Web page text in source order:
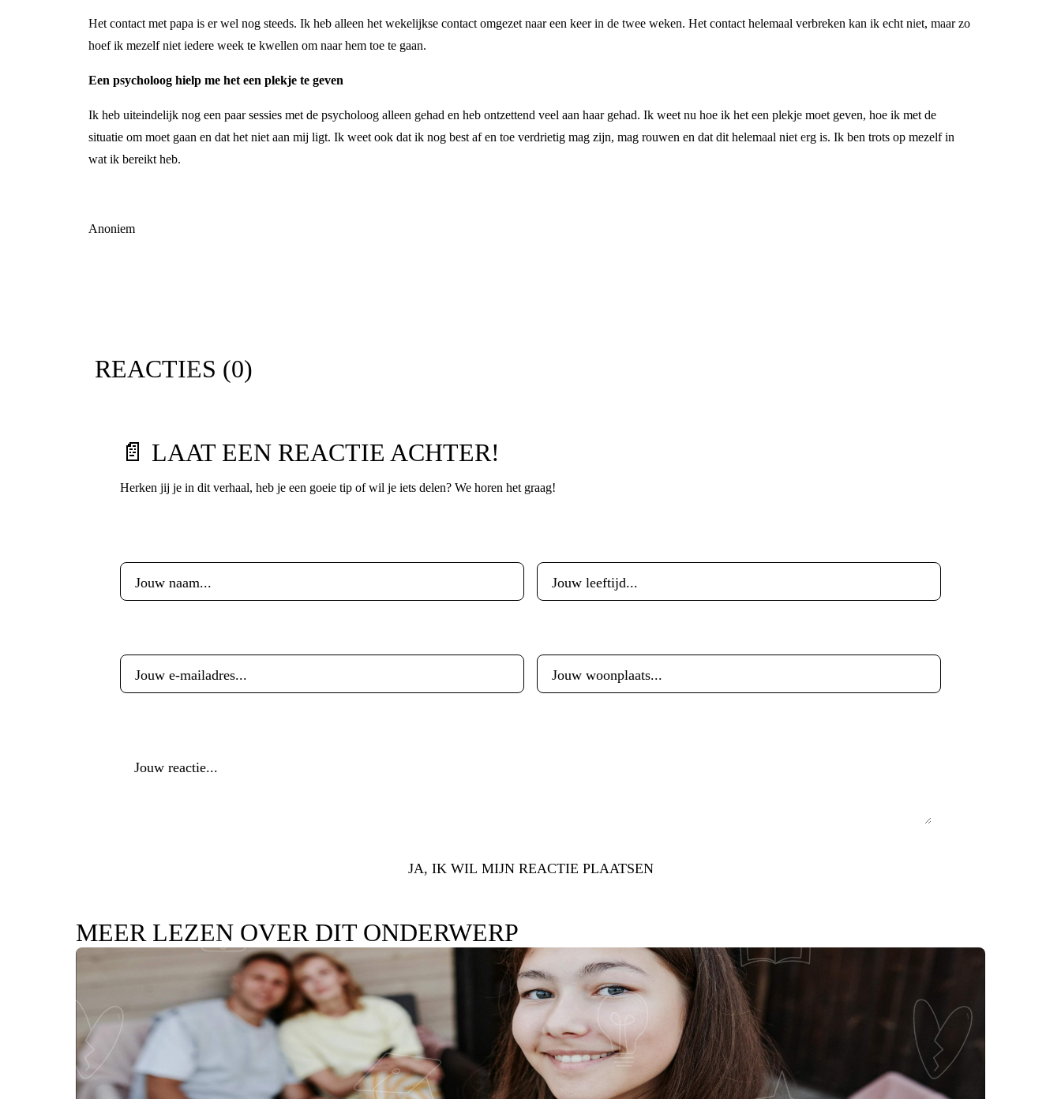
Het contact met papa is er wel nog steeds. Ik heb alleen het wekelijkse contact omgezet naar een keer in de twee weken. Het contact helemaal verbreken kan ik echt niet, maar zo
hoef ik mezelf niet iedere week te kwellen om naar hem toe te gaan.
Een psycholoog hielp me het een plekje te geven
Ik heb uiteindelijk nog een paar sessies met de psycholoog alleen gehad en heb ontzettend veel aan haar gehad. Ik weet nu hoe ik het een plekje moet geven, hoe ik met de
situatie om moet gaan en dat het niet aan mij ligt. Ik weet ook dat ik nog best af en toe verdrietig mag zijn, mag rouwen en dat dit helemaal niet erg is. Ik ben trots op mezelf in
wat ik bereikt heb.
Anoniem
REACTIES (0)
📄 LAAT EEN REACTIE ACHTER!
Herken jij je in dit verhaal, heb je een goeie tip of wil je iets delen? We horen het graag!
JA, IK WIL MIJN REACTIE PLAATSEN
MEER LEZEN OVER DIT ONDERWERP